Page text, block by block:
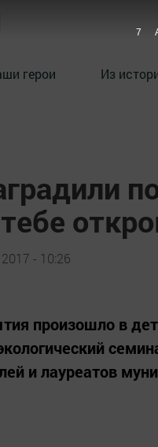
герои Из
- 10:26
произошло в
и лауреатов
6